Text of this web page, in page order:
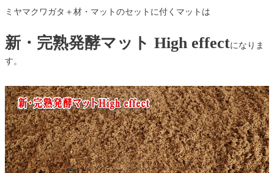
ミヤマクワガタ＋材・マットのセットに付くマットは
新・完熟発酵マット High effectになりま
す。